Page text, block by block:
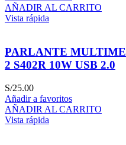
AÑADIR AL CARRITO
Vista rápida
PARLANTE
2 S402R 10W USB 2.0
S/25.00
Añadir a favoritos
AÑADIR AL CARRITO
Vista rápida